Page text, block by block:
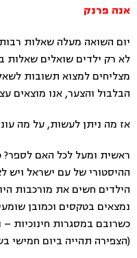
אנה פרנק
יום השואה מעלה שאלות
לא רק ילדים שואלים שאלות
מצליחים למצוא תשובות
הבלבול והצער, אנו מוצאים
אז מה ניתן לעשות, על מה
ראשית ומעל לכל האם לספר?
ההיסטורי של עם ישראל ויש
הילדים חשים את מורכבות
נמצאים בטקסים וכמובן
כשרובם במסגרות חינוכיות –
(הצפירה תהייה ביום חמישי בשעה 10 בבוקר, למשך